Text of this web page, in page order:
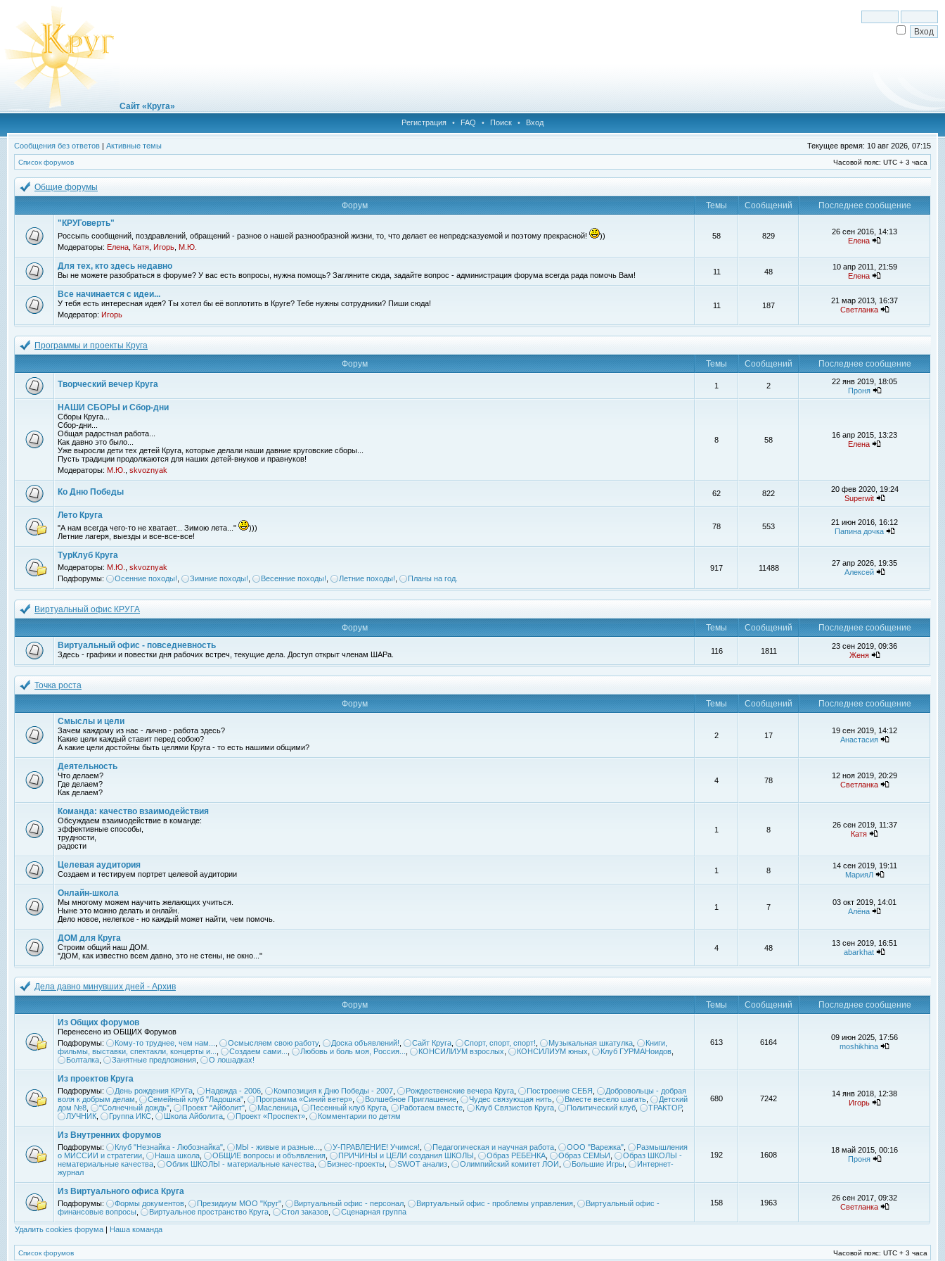
Сайт «Круга»
Регистрация • FAQ • Поиск • Вход
Сообщения без ответов | Активные темы Текущее время: 10 авг 2026, 07:15
Список форумов Часовой пояс: UTC + 3 часа
Общие форумы
Форум
Темы Сообщений
Последнее сообщение
"КРУГоверть"
Россыпь сообщений, поздравлений, обращений - разное о нашей разнообразной жизни, то, что делает ее непредсказуемой и поэтому прекрасной!
))
Модераторы: Елена Катя Игорь М.Ю.
58 829
26 сен 2016, 14:13
Елена
Для тех, кто здесь недавно
Вы не можете разобраться в форуме? У вас есть вопросы, нужна помощь? Загляните сюда, задайте вопрос - администрация форума всегда рада помочь Вам! 11 48
10 апр 2011, 21:59
Елена
Все начинается с идеи...
У тебя есть интересная идея? Ты хотел бы её воплотить в Круге? Тебе нужны сотрудники? Пиши сюда!
Модератор: Игорь
11 187
21 мар 2013, 16:37
Светланка
Программы и проекты Круга
Форум
Темы Сообщений Последнее сообщение
Творческий вечер Круга 1 2
22 янв 2019, 18:05
Проня
НАШИ СБОРЫ и Сбор-дни
Сборы Круга...
Сбор-дни...
Общая радостная работа...
Как давно это было...
Уже выросли дети тех детей Круга, которые делали наши давние круговские сборы...
Пусть традиции продолжаются для наших детей-внуков и правнуков!
Модераторы: М.Ю. skvoznyak
8 58
16 апр 2015, 13:23
Елена
Ко Дню Победы 62 822
20 фев 2020, 19:24
Superwit
Лето Круга
"А нам всегда чего-то не хватает... Зимою лета..."
)))
Летние лагеря, выезды и все-все-все!
78 553
21 июн 2016, 16:12
Папина дочка
ТурКлуб Круга
Модераторы: М.Ю.
skvoznyak
Подфорумы:
Осенние походы! Зимние походы! Весенние походы! Летние походы! Планы на год.
917 11488
27 апр 2026, 19:35
Алексей
Виртуальный офис КРУГА
Форум
Темы Сообщений
Последнее сообщение
Виртуальный офис - повседневность
Здесь - графики и повестки дня рабочих встреч, текущие дела. Доступ открыт членам ШАРа. 116 1811
23 сен 2019, 09:36
Женя
Точка роста
Форум
Темы Сообщений
Последнее сообщение
Смыслы и цели
Зачем каждому из нас - лично - работа здесь?
Какие цели каждый ставит перед собою?
А какие цели достойны быть целями Круга - то есть нашими общими?
2 17
19 сен 2019, 14:12
Анастасия
Деятельность
Что делаем?
Где делаем?
Как делаем?
4 78
12 ноя 2019, 20:29
Светланка
Команда: качество взаимодействия
Обсуждаем взаимодействие в команде:
эффективные способы,
трудности,
радости
1 8
26 сен 2019, 11:37
Катя
Целевая аудитория
Создаем и тестируем портрет целевой аудитории 1 8
14 сен 2019, 19:11
МарияЛ
Онлайн-школа
Мы многому можем научить желающих учиться.
Ныне это можно делать и онлайн.
Дело новое, нелегкое - но каждый может найти, чем помочь.
1 7
03 окт 2019, 14:01
Алёна
ДОМ для Круга
Строим общий наш ДОМ.
"ДОМ, как известно всем давно, это не стены, не окно..."
4 48
13 сен 2019, 16:51
abarkhat
Дела давно минувших дней - Архив
Форум
Темы Сообщений
Последнее сообщение
Из Общих форумов
Перенесено из ОБЩИХ Форумов
Подфорумы:
Кому-то труднее, чем нам... Осмысляем свою работу, Доска объявлений! Сайт Круга Спорт, спорт, спорт! Музыкальная шкатулка
Книги,
фильмы, выставки, спектакли, концерты и...
Создаем сами... Любовь и боль моя, Россия... КОНСИЛИУМ взрослых КОНСИЛИУМ юных Клуб ГУРМАНоидов
Болталка
Занятные предложения О лошадках!
613 6164
09 июн 2025, 17:56
moshikhina
Из проектов Круга
Подфорумы: День рождения КРУГа Надежда - 2006 Композиция к Дню Победы - 2007 Рождественские вечера Круга Построение СЕБЯ
Добровольцы - добрая
воля к добрым делам
Семейный клуб "Ладошка" Программа «Синий ветер» Волшебное Приглашение Чудес связующая нить Вместе весело шагать
Детский
дом №8
"Солнечный дождь" Проект "Айболит" Масленица Песенный клуб Круга Работаем вместе Клуб Связистов Круга Политический клуб ТРАКТОР,
ЛУЧНИК
Группа ИКС Школа Айболита Проект «Проспект» Комментарии по детям
680 7242
14 янв 2018, 12:38
Игорь
Из Внутренних форумов
Подфорумы: Клуб "Незнайка - Любознайка" МЫ - живые и разные... У-ПРАВЛЕНИЕ! Учимся! Педагогическая и научная работа ООО "Варежка"
Размышления
о МИССИИ и стратегии
Наша школа ОБЩИЕ вопросы и объявления ПРИЧИНЫ и ЦЕЛИ создания ШКОЛЫ Образ РЕБЕНКА Образ СЕМЬИ
Образ ШКОЛЫ -
нематериальные качества
Облик ШКОЛЫ - материальные качества Бизнес-проекты SWOT анализ Олимпийский комитет ЛОИ Большие Игры
Интернет-
журнал
192 1608
18 май 2015, 00:16
Проня
Из Виртуального офиса Круга
Подфорумы: Формы документов Президиум МОО "Круг" Виртуальный офис - персонал Виртуальный офис - проблемы управления
Виртуальный офис -
финансовые вопросы
Виртуальное пространство Круга Стол заказов Сценарная группа
158 1963
26 сен 2017, 09:32
Светланка
Удалить cookies форума | Наша команда
Список форумов Часовой пояс: UTC + 3 часа